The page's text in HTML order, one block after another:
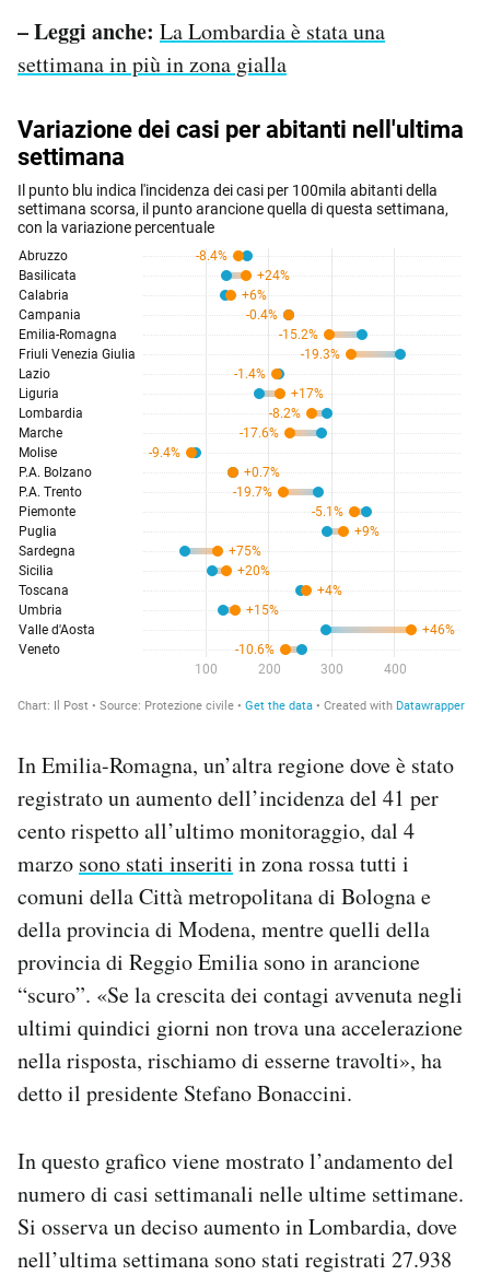
– Leggi anche: La Lombardia è stata una
settimana in più in zona gialla
In Emilia-Romagna, un’altra regione dove è stato
registrato un aumento dell’incidenza del 41 per
cento rispetto all’ultimo monitoraggio, dal 4
marzo sono stati inseriti in zona rossa tutti i
comuni della Città metropolitana di Bologna e
della provincia di Modena, mentre quelli della
provincia di Reggio Emilia sono in arancione
“scuro”. «Se la crescita dei contagi avvenuta negli
ultimi quindici giorni non trova una accelerazione
nella risposta, rischiamo di esserne travolti», ha
detto il presidente Stefano Bonaccini.
In questo grafico viene mostrato l’andamento del
numero di casi settimanali nelle ultime settimane.
Si osserva un deciso aumento in Lombardia, dove
nell’ultima settimana sono stati registrati 27.938